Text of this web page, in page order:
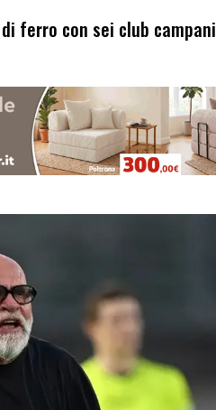
ferro con sei club